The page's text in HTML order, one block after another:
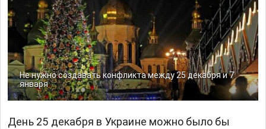
Не нужно создавать конфликта между 25 декабря и 7
января
День 25 декабря в Украине можно было бы